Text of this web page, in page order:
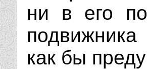
ни в его
как бы